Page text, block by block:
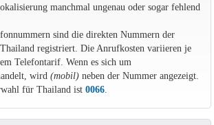
manchmal ungenau oder sogar fehlend
sind die direkten Nummern der
registriert. Die Anrufkosten variieren je
Telefontarif. Wenn es sich um
wird (mobil)neben der Nummer angezeigt.
für Thailand ist 0066.